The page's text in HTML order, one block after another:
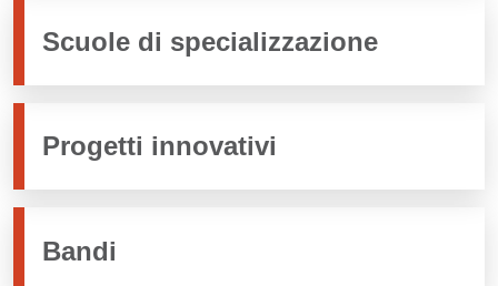
Scuole di specializzazione
Progetti innovativi
Bandi